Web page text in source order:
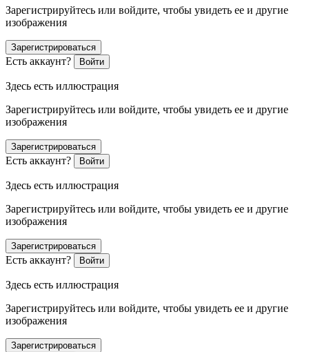
Зарегистрируйтесь или войдите, чтобы увидеть ее и другие
изображения
Зарегистрироваться
Есть аккаунт? Войти
Здесь есть иллюстрация
Зарегистрируйтесь или войдите, чтобы увидеть ее и другие
изображения
Зарегистрироваться
Есть аккаунт? Войти
Здесь есть иллюстрация
Зарегистрируйтесь или войдите, чтобы увидеть ее и другие
изображения
Зарегистрироваться
Есть аккаунт? Войти
Здесь есть иллюстрация
Зарегистрируйтесь или войдите, чтобы увидеть ее и другие
изображения
Зарегистрироваться